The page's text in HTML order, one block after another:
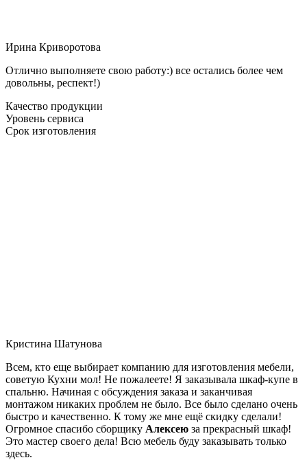
Ирина Криворотова
Отлично выполняете свою работу:) все остались более чем
довольны, респект!)
Качество продукции
Уровень сервиса
Срок изготовления
Кристина Шатунова
Всем, кто еще выбирает компанию для изготовления мебели,
советую Кухни мол! Не пожалеете! Я заказывала шкаф-купе в
спальню. Начиная с обсуждения заказа и заканчивая
монтажом никаких проблем не было. Все было сделано очень
быстро и качественно. К тому же мне ещё скидку сделали!
Огромное спасибо сборщику Алексею за прекрасный шкаф!
Это мастер своего дела! Всю мебель буду заказывать только
здесь.